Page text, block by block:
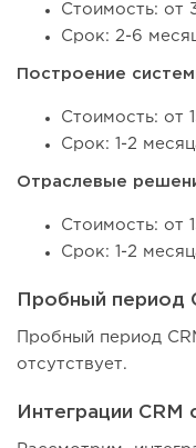
Стоимость: от
Срок: 2-6
Построение
Стоимость: от
Срок: 1-2
Отраслевые
Стоимость: от
Срок: 1-2
Пробный период
Пробный период
отсутствует.
Интеграции